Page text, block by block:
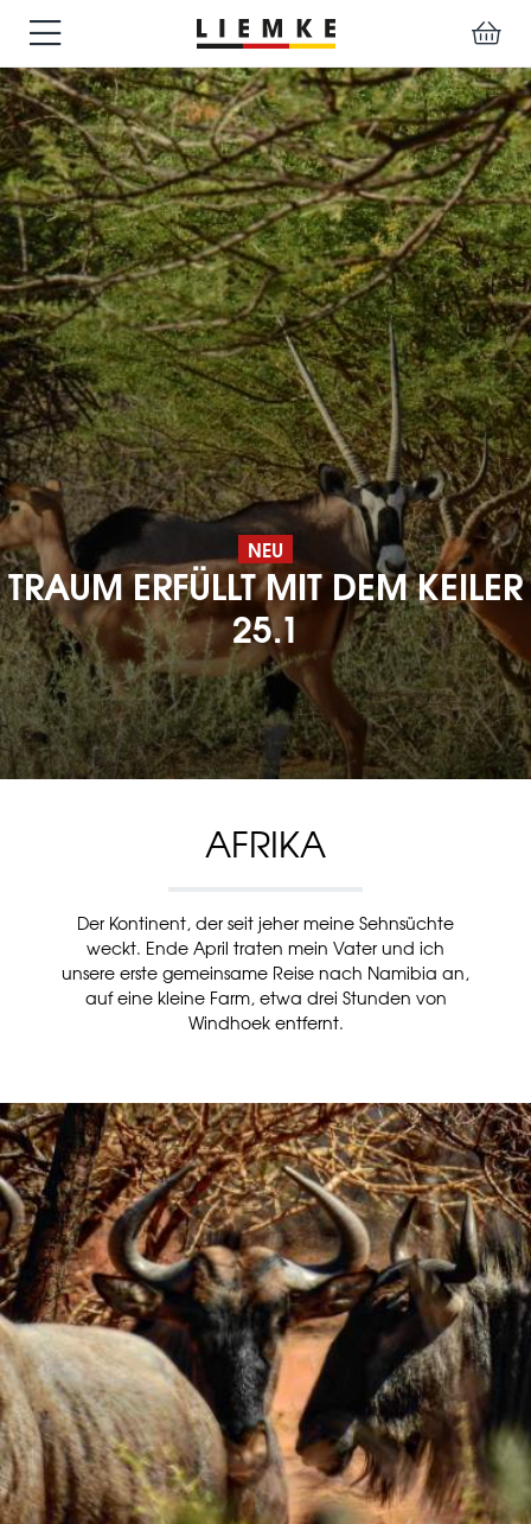
WÄRMEBILDKAMERA
ZUBEHÖR
Montagen
Klemmadapter
Sonstiges
HANDGERÄTEVORSATZGERÄTE
TERMINE
&
EVENTS
TESTBERICHTEREPARATUR
&
SERVICE
DOWNLOADS
LIEMKE-
APP
NEU
TRAUM ERFÜLLT MIT DEM KEILER
25.1
AFRIKA
Der Kontinent, der seit jeher meine Sehnsüchte
weckt. Ende April traten mein Vater und ich
unsere erste gemeinsame Reise nach Namibia an,
auf eine kleine Farm, etwa drei Stunden von
Windhoek entfernt.